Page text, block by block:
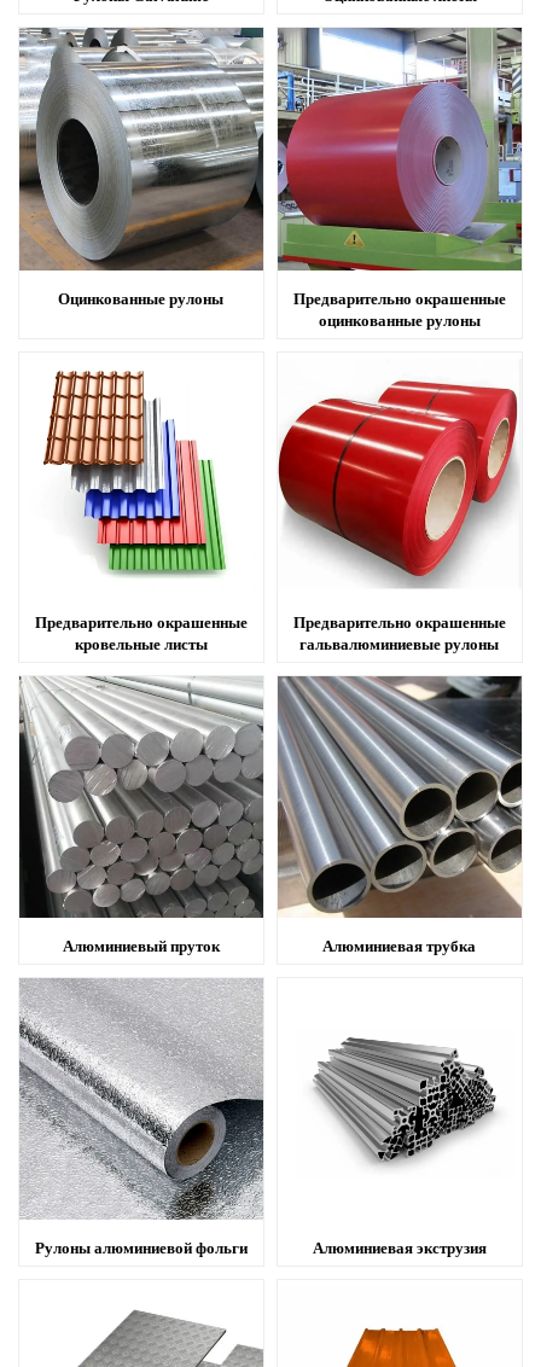
цены.
Свяжитесь с нами
Оцинкованные рулоны
Предварительно окрашенные
оцинкованные рулоны
Предварительно окрашенные
кровельные листы
Предварительно окрашенные
гальвалюминиевые рулоны
Алюминиевый пруток Алюминиевая трубка
Рулоны алюминиевой фольги Алюминиевая экструзия